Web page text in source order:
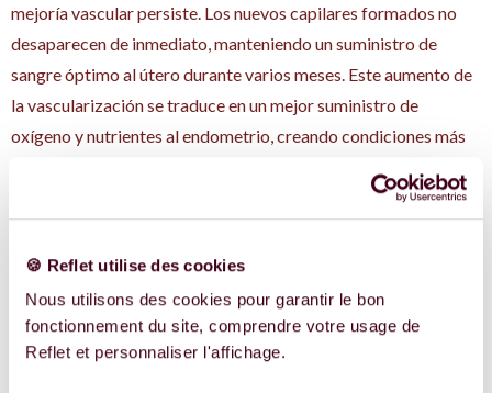
🍪 Reflet utilise des cookies
Nous utilisons des cookies pour garantir le bon
fonctionnement du site, comprendre votre usage de
Reflet et personnaliser l'affichage.
mejoría vascular persiste. Los nuevos capilares formados no
desaparecen de inmediato, manteniendo un suministro de
sangre óptimo al útero durante varios meses. Este aumento de
la vascularización se traduce en un mejor suministro de
oxígeno y nutrientes al endometrio, creando condiciones más
esta mejora de la vascularización facilita la eliminación de
hormonales.
La maduración del
sistema inmunitario